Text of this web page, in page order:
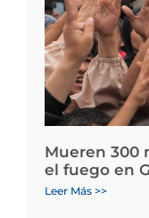
Mueren 300
el fuego en
Leer Más >>